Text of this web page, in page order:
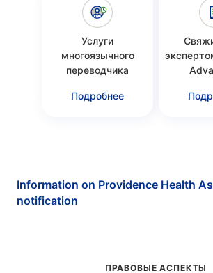
Услуги
многоязычного
переводчика
Подробнее
Information on Providence Health
notification
ПРАВОВЫЕ АСПЕКТЫ